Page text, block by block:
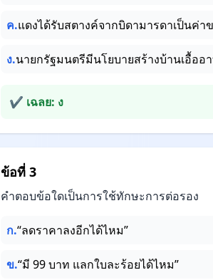
ค.แดงได้รับสตางค์จากบิดามารดาเป็นค่า
ง.นายกรัฐมนตรีมีนโยบายสร้างบ้านเอื้ออ
✔ เฉลย: ง
ข้อที่ 3
คำตอบข้อใดเป็นการใช้ทักษะการต่อรอง
ก.“ลดราคาลงอีกได้ไหม”
ข.“มี 99 บาท แลกใบละร้อยได้ไหม”